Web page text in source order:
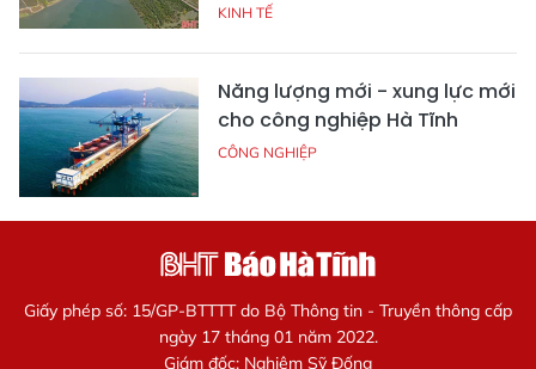
KINH TẾ
Năng lượng mới - xung lực mới
cho công nghiệp Hà Tĩnh
CÔNG NGHIỆP
Giấy phép số: 15/GP-BTTTT do Bộ Thông tin - Truyền thông cấp
ngày 17 tháng 01 năm 2022.
Giám đốc: Nghiêm Sỹ Đống